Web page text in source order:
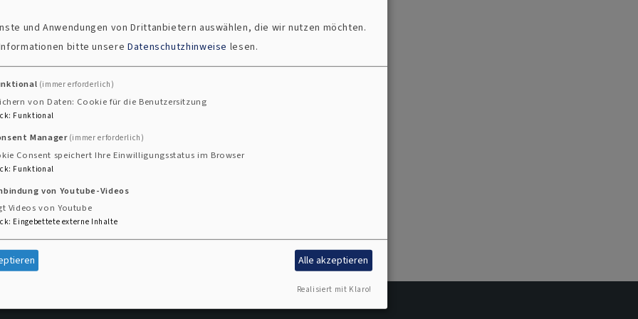
und Kantoren.
und Anwendungen von Drittanbietern auswählen, die wir nutzen möchten.
bitte unsere Datenschutzhinweise lesen.
(immer erforderlich)
von Daten: Cookie für die Benutzersitzung
: Funktional
Manager (immer erforderlich)
Consent speichert Ihre Einwilligungsstatus im Browser
: Funktional
von Youtube-Videos
Videos von Youtube
: Eingebettete externe Inhalte
Alle akzeptieren
Realisiert mit Klaro!